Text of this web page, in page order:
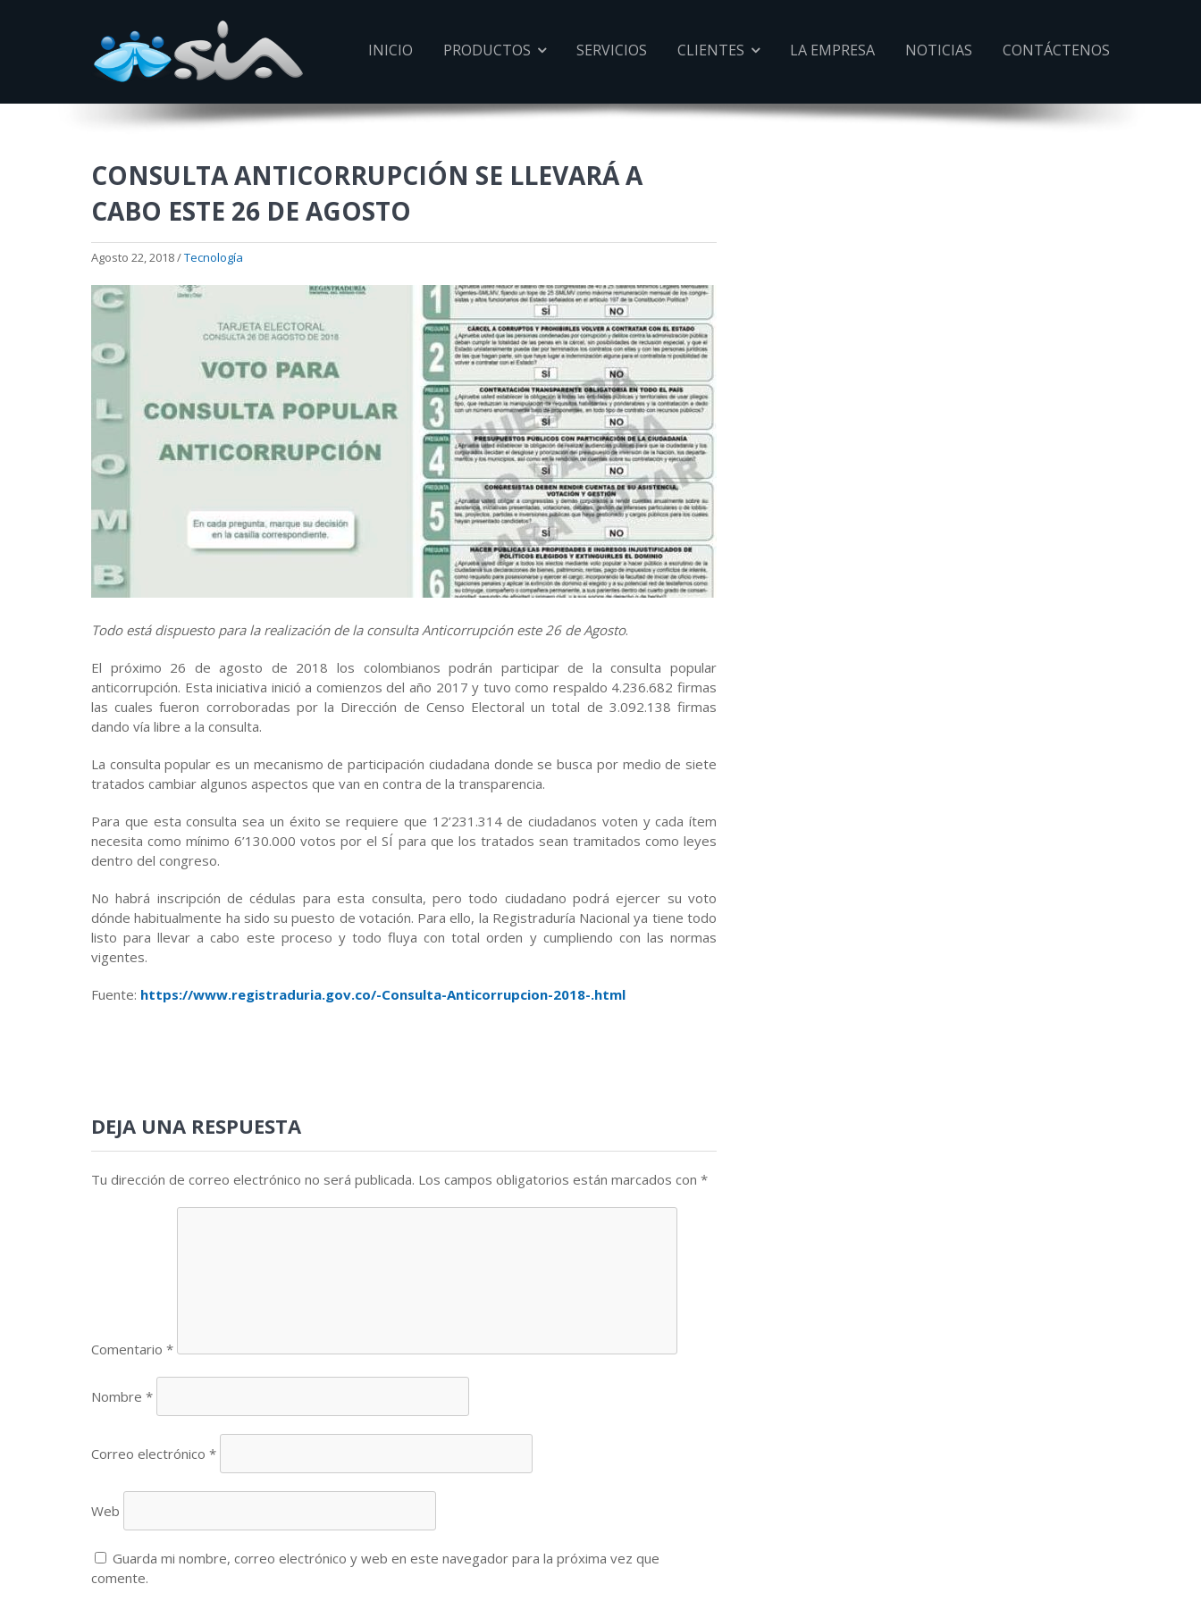
INICIO PRODUCTOS  SERVICIOS CLIENTES  LA EMPRESA NOTICIAS CONTÁCTENOS
CONSULTA ANTICORRUPCIÓN SE LLEVARÁ A
CABO ESTE 26 DE AGOSTO
Agosto 22, 2018 /Tecnología
Todo está dispuesto para la realización de la consulta Anticorrupción este 26 de Agosto.
El próximo 26 de agosto de 2018 los colombianos podrán participar de la consulta popular
anticorrupción. Esta iniciativa inició a comienzos del año 2017 y tuvo como respaldo 4.236.682 firmas
las cuales fueron corroboradas por la Dirección de Censo Electoral un total de 3.092.138 firmas
dando vía libre a la consulta.
La consulta popular es un mecanismo de participación ciudadana donde se busca por medio de siete
tratados cambiar algunos aspectos que van en contra de la transparencia.
Para que esta consulta sea un éxito se requiere que 12’231.314 de ciudadanos voten y cada ítem
necesita como mínimo 6’130.000 votos por el SÍ para que los tratados sean tramitados como leyes
dentro del congreso.
No habrá inscripción de cédulas para esta consulta, pero todo ciudadano podrá ejercer su voto
dónde habitualmente ha sido su puesto de votación. Para ello, la Registraduría Nacional ya tiene todo
listo para llevar a cabo este proceso y todo fluya con total orden y cumpliendo con las normas
vigentes.
Fuente: https://www.registraduria.gov.co/-Consulta-Anticorrupcion-2018-.html
DEJA UNA RESPUESTA
Tu dirección de correo electrónico no será publicada. Los campos obligatorios están marcados con *
Comentario *
Nombre *
Correo electrónico *
Web
Guarda mi nombre, correo electrónico y web en este navegador para la próxima vez que
comente.